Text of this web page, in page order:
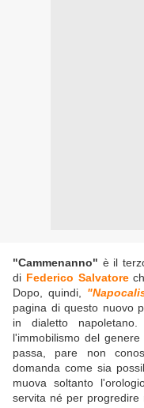
"Cammenanno" è il
di Federico Salvatore
Dopo, quindi,
pagina di questo nuovo
in dialetto
l'immobilismo del
passa, pare non
domanda come sia
muova soltanto
servita né per